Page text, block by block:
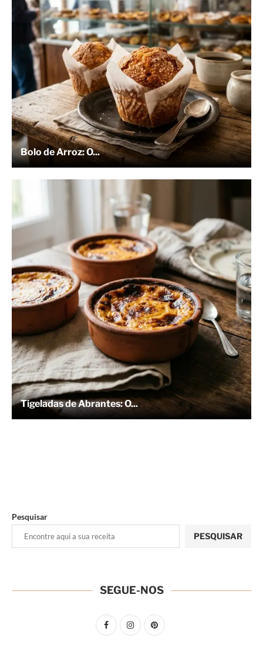
Bolo de Arroz: O...
Tigeladas de Abrantes: O...
Pesquisar
PESQUISAR
SEGUE-NOS